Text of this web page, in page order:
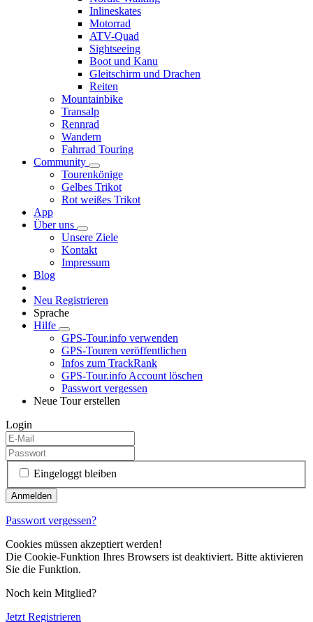
Inlineskates
Motorrad
ATV-Quad
Sightseeing
Boot und Kanu
Gleitschirm und Drachen
Reiten
Mountainbike
Transalp
Rennrad
Wandern
Fahrrad Touring
Community
Tourenkönige
Gelbes Trikot
Rot weißes Trikot
App
Über uns
Unsere Ziele
Kontakt
Impressum
Blog
Neu Registrieren
Sprache
Hilfe
GPS-Tour.info verwenden
GPS-Touren veröffentlichen
Infos zum TrackRank
GPS-Tour.info Account löschen
Passwort vergessen
Neue Tour erstellen
Login
Eingeloggt bleiben
Passwort vergessen?
Cookies müssen akzeptiert werden!
Die Cookie-Funktion Ihres Browsers ist deaktiviert. Bitte aktivieren
Sie die Funktion.
Noch kein Mitglied?
Jetzt Registrieren